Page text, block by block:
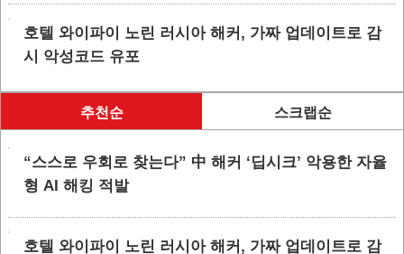
호텔 와이파이 노린 러시아 해커, 가짜 업데이트로 감
시 악성코드 유포
추천순 스크랩순
“스스로 우회로 찾는다” 中 해커 ‘딥시크’ 악용한 자율
형 AI 해킹 적발
호텔 와이파이 노린 러시아 해커, 가짜 업데이트로 감